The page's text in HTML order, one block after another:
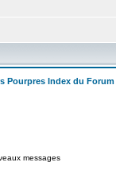
Pourpres Index du Forum
messages